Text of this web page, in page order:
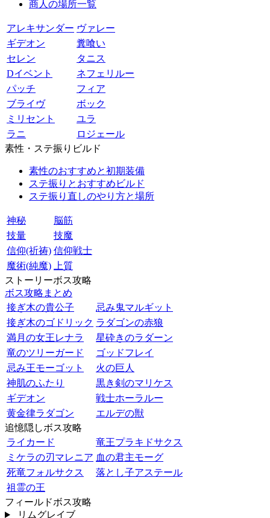
商人の場所一覧
アレキサンダー ヴァレー
ギデオン
糞喰い
セレン
タニス
Dイベント
ネフェリルー
パッチ
フィア
ブライヴ
ボック
ミリセント
ユラ
ラニ
ロジェール
素性・ステ振りビルド
素性のおすすめと初期装備
ステ振りとおすすめビルド
ステ振り直しのやり方と場所
神秘
脳筋
技量
技魔
信仰(祈祷) 信仰戦士
魔術(純魔)
上質
ストーリーボス攻略
ボス攻略まとめ
接ぎ木の貴公子
忌み鬼マルギット
接ぎ木のゴドリック ラダゴンの赤狼
満月の女王レナラ
星砕きのラダーン
竜のツリーガード
ゴッドフレイ
忌み王モーゴット
火の巨人
神肌のふたり
黒き剣のマリケス
ギデオン
戦士ホーラルー
黄金律ラダゴン
エルデの獣
追憶隠しボス攻略
ライカード
竜王プラキドサクス
ミケラの刃マレニア 血の君主モーグ
死竜フォルサクス
落とし子アステール
祖霊の王
フィールドボス攻略
リムグレイブ